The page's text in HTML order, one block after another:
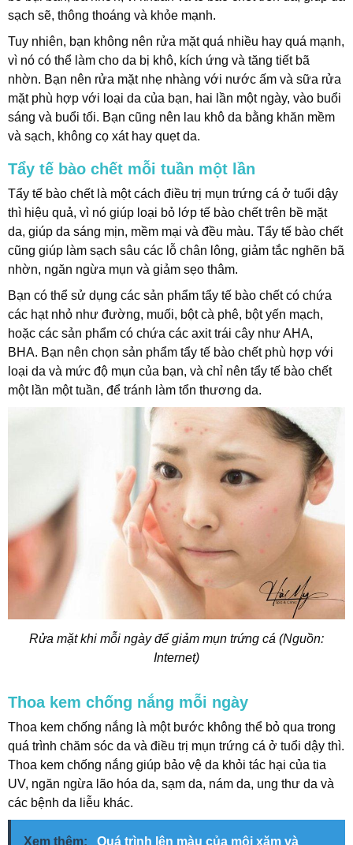
sạch sẽ, thông thoáng và khỏe mạnh.
Tuy nhiên, bạn không nên rửa mặt quá nhiều hay quá mạnh,
vì nó có thể làm cho da bị khô, kích ứng và tăng tiết bã
nhờn. Bạn nên rửa mặt nhẹ nhàng với nước ấm và sữa rửa
mặt phù hợp với loại da của bạn, hai lần một ngày, vào buổi
sáng và buổi tối. Bạn cũng nên lau khô da bằng khăn mềm
và sạch, không cọ xát hay quẹt da.
Tẩy tế bào chết mỗi tuần một lần
Tẩy tế bào chết là một cách điều trị mụn trứng cá ở tuổi dậy
thì hiệu quả, vì nó giúp loại bỏ lớp tế bào chết trên bề mặt
da, giúp da sáng mịn, mềm mại và đều màu. Tẩy tế bào chết
cũng giúp làm sạch sâu các lỗ chân lông, giảm tắc nghẽn bã
nhờn, ngăn ngừa mụn và giảm sẹo thâm.
Bạn có thể sử dụng các sản phẩm tẩy tế bào chết có chứa
các hạt nhỏ như đường, muối, bột cà phê, bột yến mạch,
hoặc các sản phẩm có chứa các axit trái cây như AHA,
BHA. Bạn nên chọn sản phẩm tẩy tế bào chết phù hợp với
loại da và mức độ mụn của bạn, và chỉ nên tẩy tế bào chết
một lần một tuần, để tránh làm tổn thương da.
Rửa mặt khi mỗi ngày để giảm mụn trứng cá (Nguồn:
Internet)
Thoa kem chống nắng mỗi ngày
Thoa kem chống nắng là một bước không thể bỏ qua trong
quá trình chăm sóc da và điều trị mụn trứng cá ở tuổi dậy thì.
Thoa kem chống nắng giúp bảo vệ da khỏi tác hại của tia
UV, ngăn ngừa lão hóa da, sạm da, nám da, ung thư da và
các bệnh da liễu khác.
Xem thêm:
Quá trình lên màu của môi xăm và